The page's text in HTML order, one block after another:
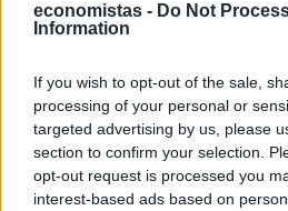
economistas - Do Not
Information
If you wish to opt-out of the sale,
processing of your personal or
targeted advertising by us, please
section to confirm your selection.
opt-out request is processed you
interest-based ads based on
ΕΠΙΧΕΙΡΗΣΕΙΣ
Τι είναι το «φαινόμενο
οποίο πόνταρε η L’Oréal